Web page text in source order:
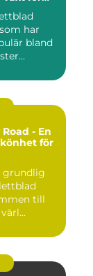
har
bland
- En
för
grundlig